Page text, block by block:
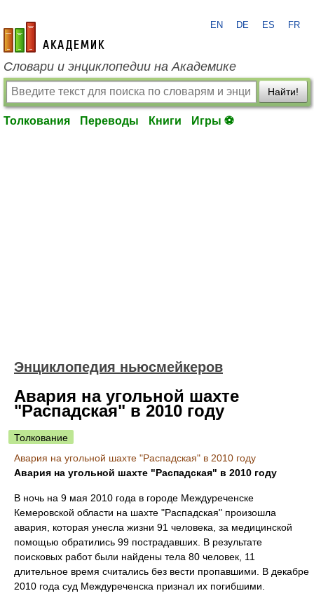
academic.ru
EN DE ES FR
Словари и энциклопедии на Академике
Найти!
Толкования Переводы Книги Игры ⚽
Энциклопедия ньюсмейкеров
Авария на угольной шахте
"Распадская" в 2010 году
Толкование
Авария на угольной шахте "Распадская" в 2010 году
Авария на угольной шахте "Распадская" в 2010 году
В ночь на 9 мая 2010 года в городе Междуреченске
Кемеровской области на шахте "Распадская" произошла
авария, которая унесла жизни 91 человека, за медицинской
помощью обратились 99 пострадавших. В результате
поисковых работ были найдены тела 80 человек, 11
длительное время считались без вести пропавшими. В декабре
2010 года суд Междуреченска признал их погибшими.